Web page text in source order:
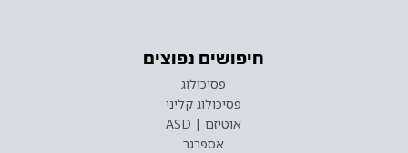
חיפושים נפוצים
פסיכולוג
פסיכולוג קליני
אוטיזם | ASD
אספרגר